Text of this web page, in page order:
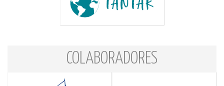
COLABORADORES